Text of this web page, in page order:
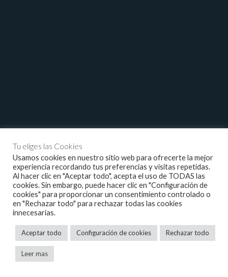
Tu eliges las Cookies
Usamos cookies en nuestro sitio web para ofrecerte la mejor
experiencia recordando tus preferencias y visitas repetidas.
Al hacer clic en "Aceptar todo", acepta el uso de TODAS las
cookies. Sin embargo, puede hacer clic en "Configuración de
cookies" para proporcionar un consentimiento controlado o
en "Rechazar todo" para rechazar todas las cookies
innecesarias.
Aceptar todo Configuración de cookies Rechazar todo
Leer mas